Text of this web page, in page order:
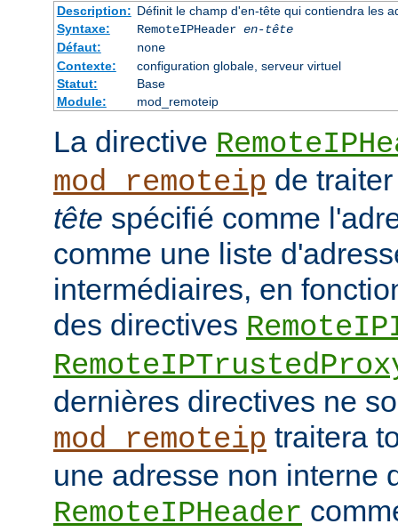
Description: Définit le champ d'en-tête qui contiendra les
Syntaxe:
RemoteIPHeader en-tête
Défaut:
none
Contexte:
configuration globale, serveur virtuel
Statut:
Base
Module:
mod_remoteip
La directive
mod_remoteip de
tête spécifié comme
comme une liste
intermédiaires, en
des directives
dernières directives ne
mod_remoteip traitera
une adresse non interne
RemoteIPHeader